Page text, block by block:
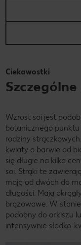
Ciekawostki
Szczególne
Wzrost soi jest
botanicznego
rodziny
kwiaty o barwie od
się długie na kilka
soi. Strąki te
mają od dwóch do
długości. Mają
brązowawe. W
podobny do orkiszu
intensywnie słodko-